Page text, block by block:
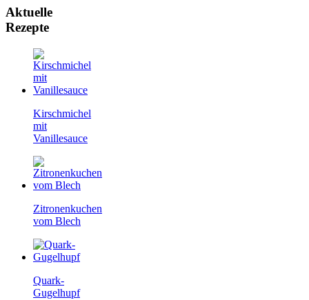
Aktuelle
Rezepte
Kirschmichel
mit
Vanillesauce
Zitronenkuchen
vom Blech
Quark-
Gugelhupf